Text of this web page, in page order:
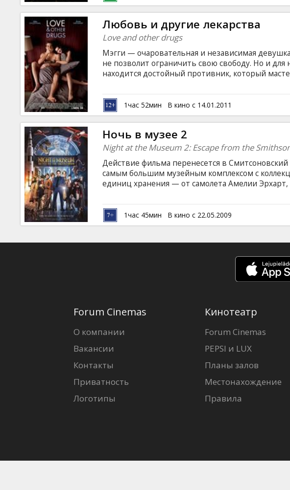
Любовь и другие лекарства
Love and other drugs
Мэгги — очаровательная и независимая
не позволит ограничить свою свободу. Но и
находится достойный противник, который
на клиентов из беспощадного
обнаруживают, что попали под действие самого
любви.
1час 52мин В кино с 14.01.2011
Ночь в музее 2
Night at the Museum 2: Escape from the
Действие фильма перенесется в
самым большим музейным комплексом с
единиц хранения — от самолета Амелии Эрхарт,
протоколов по делу Аль Капоне и фотографий
Дороти и шезлонга Арчи Банкера.
1час 45мин В кино с 22.05.2009
Forum Cinemas
О компании
Вакансии
Контакты
Приватность
Логотипы
Кинотеатр
Forum Cinemas
PEPSI и LUX
Планы залов
Местонахождение
Правила